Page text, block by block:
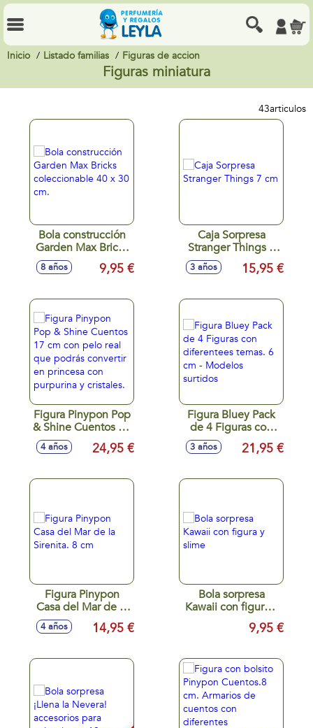
Inicio Listado familias Figuras de accion
Figuras miniatura
43articulos
Bola construcción
Garden Max Bricks
coleccionable 40 x
30 cm.
8 años 9,95 €
Caja Sorpresa
Stranger Things 7
3 años 15,95 €
Figura Pinypon Pop
& Shine Cuentos 17
cm con pelo real
que podrás
princesa con
4 años 24,95 €
Figura Bluey Pack
de 4 Figuras con
diferentees temas.
6 cm - Modelos
3 años 21,95 €
Figura Pinypon
Casa del Mar de la
Sirenita. 8 cm
4 años 14,95 €
Bola sorpresa
Kawaii con figura y
9,95 €